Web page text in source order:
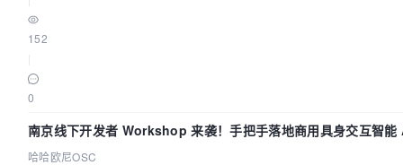
152
0
南京线下开发者 Workshop 来袭！手把手落地商用具身交互智
哈哈欧尼OSC